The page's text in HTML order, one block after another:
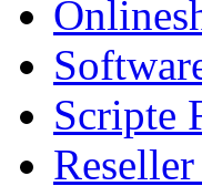
Scripte